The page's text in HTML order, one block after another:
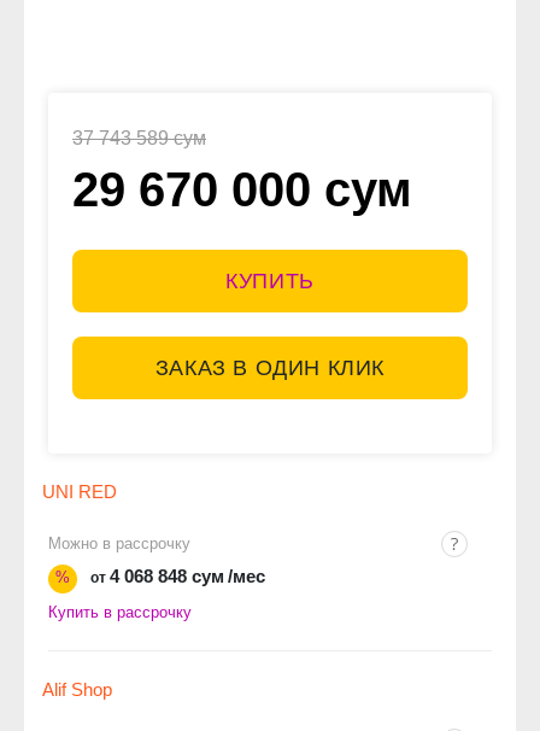
37 743 589 сум
29 670 000 сум
КУПИТЬ
ЗАКАЗ В ОДИН КЛИК
UNI RED
Можно в рассрочку
%
от 4 068 848 сум /мес
Купить в рассрочку
Alif Shop